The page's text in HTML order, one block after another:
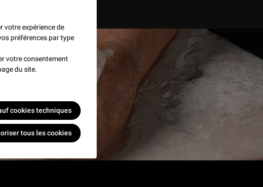
votre expérience de
préférences par type
votre consentement
du site.
cookies techniques
tous les cookies